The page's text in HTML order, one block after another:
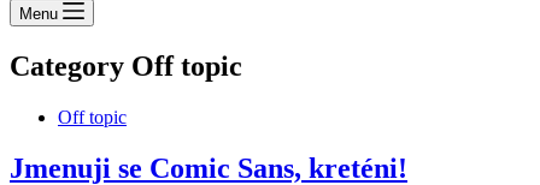
Menu
Category Off topic
Off topic
Jmenuji se Comic Sans, kreténi!